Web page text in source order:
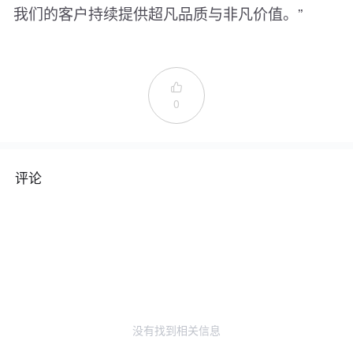
我们的客户持续提供超凡品质与非凡价值。”

0
评论
没有找到相关信息